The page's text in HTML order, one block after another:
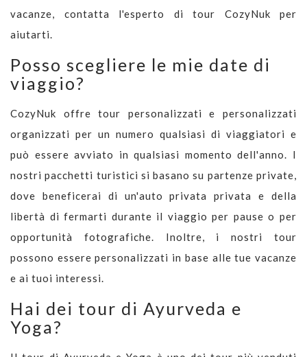
vacanze, contatta l'esperto di tour CozyNuk per
aiutarti.
Posso scegliere le mie date di
viaggio?
CozyNuk offre tour personalizzati e personalizzati
organizzati per un numero qualsiasi di viaggiatori e
può essere avviato in qualsiasi momento dell'anno. I
nostri pacchetti turistici si basano su partenze private,
dove beneficerai di un'auto privata privata e della
libertà di fermarti durante il viaggio per pause o per
opportunità fotografiche. Inoltre, i nostri tour
possono essere personalizzati in base alle tue vacanze
e ai tuoi interessi.
Hai dei tour di Ayurveda e
Yoga?